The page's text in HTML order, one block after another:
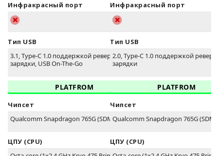
Инфракрасный порт
Тип USB
3.1, Type-C 1.0 поддержкой реверсивной
зарядки, USB On-The-Go
PLATFROM
Чипсет
Qualcomm Snapdragon 765G (SDM765)
ЦПУ (CPU)
Инфракрасный порт
Тип USB
2.0, Type-C 1.0 поддержкой
зарядки
PLATFROM
Чипсет
Qualcomm Snapdragon 765G
ЦПУ (CPU)